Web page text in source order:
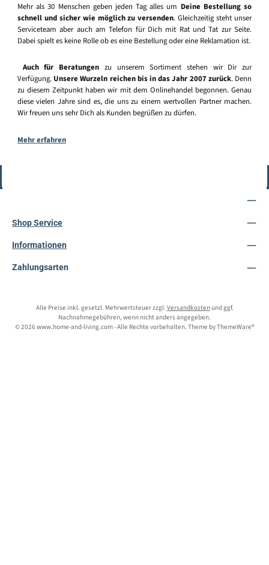
Mehr als 30 Menschen geben jeden Tag alles um Deine Bestellung so
schnell und sicher wie möglich zu versenden. Gleichzeitig steht unser
Serviceteam aber auch am Telefon für Dich mit Rat und Tat zur Seite.
Dabei spielt es keine Rolle ob es eine Bestellung oder eine Reklamation ist.
Auch für Beratungen zu unserem Sortiment stehen wir Dir zur
Verfügung. Unsere Wurzeln reichen bis in das Jahr 2007 zurück. Denn
zu diesem Zeitpunkt haben wir mit dem Onlinehandel begonnen. Genau
diese vielen Jahre sind es, die uns zu einem wertvollen Partner machen.
Wir freuen uns sehr Dich als Kunden begrüßen zu dürfen.
Mehr erfahren
Shop Service
Informationen
Zahlungsarten
Alle Preise inkl. gesetzl. Mehrwertsteuer zzgl. Versandkostenund ggf.
Nachnahmegebühren, wenn nicht anders angegeben.
© 2026 www.home-and-living.com - Alle Rechte vorbehalten. Theme byThemeWare®